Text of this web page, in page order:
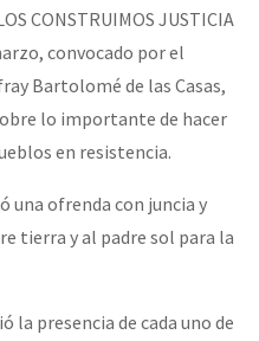
CONSTRUIMOS JUSTICIA
convocado por el
Bartolomé de las Casas,
lo importante de hacer
en resistencia.
una ofrenda con juncia y
tierra y al padre sol para la
la presencia de cada uno de